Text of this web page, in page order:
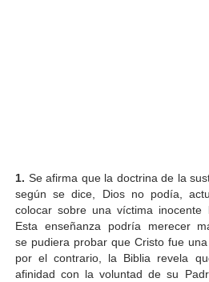
1. Se afirma que la doctrina de la
según se dice, Dios no podía,
colocar sobre una víctima inocente
Esta enseñanza podría merecer
se pudiera probar que Cristo fue
por el contrario, la Biblia revela
afinidad con la voluntad de su